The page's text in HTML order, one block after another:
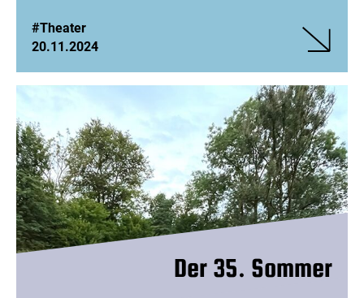
#Theater
20.11.2024
Theater
Was
wir
erben
Der 35. Sommer